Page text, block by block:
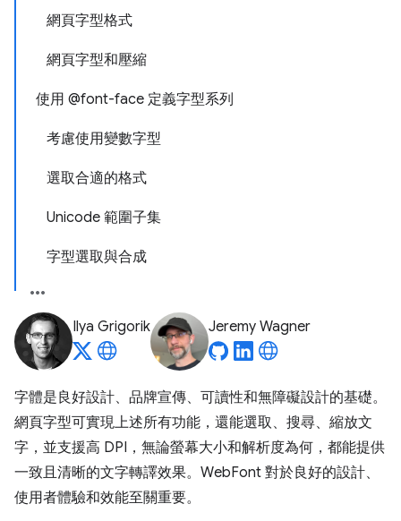
網頁字型格式
網頁字型和壓縮
使用 @font-face 定義字型系列
考慮使用變數字型
選取合適的格式
Unicode 範圍子集
字型選取與合成
Ilya Grigorik Jeremy Wagner
字體是良好設計、品牌宣傳、可讀性和無障礙設計的基礎。
網頁字型可實現上述所有功能，還能選取、搜尋、縮放文
字，並支援高 DPI，無論螢幕大小和解析度為何，都能提供
一致且清晰的文字轉譯效果。WebFont 對於良好的設計、
使用者體驗和效能至關重要。